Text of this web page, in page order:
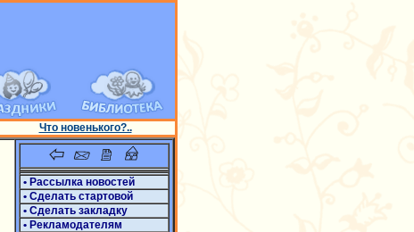
Что новенького?..
• Рассылка новостей
• Сделать стартовой
• Сделать закладку
• Рекламодателям